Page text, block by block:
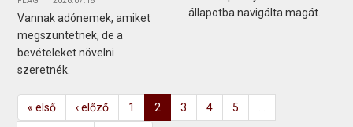
Vannak adónemek, amiket
megszüntetnek, de a
bevételeket növelni
szeretnék.
állapotba navigálta magát.
« első ‹ előző 1 2 3 4 5